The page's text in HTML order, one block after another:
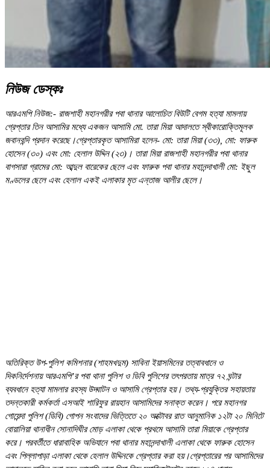
নিউজ ডেস্কঃ
আরএমপি নিউজ:- রাজশাহী মহানগরীর পবা থানার আলোচিত বিউটি বেগম হত্যা মামলায়
গ্রেপ্তার তিন আসামির মধ্যে একজন আসামি মো. তারা মিয়া আদালতে স্বীকারোক্তিমূলক
জবানবন্দি প্রদান করেছে।গ্রেপ্তারকৃত আসামিরা হলেন- মো: তারা মিয়া (৩৩), মো: ফারুক
হোসেন (৩০) এবং মো: হেলাল উদ্দিন (২৩)। তারা মিয়া রাজশাহী মহানগরীর পবা থানার
বাগসারা গ্রামের মো: আব্দুল বারেকের ছেলে এবং ফারুক পবা থানার মহানন্দাখালী মো: ইছুল
মণ্ডলের ছেলে এবং হেলাল একই এলাকার মৃত এন্তাজ আলীর ছেলে।
অতিরিক্ত উপ-পুলিশ কমিশনার (শাহমখদুম) সাবিনা ইয়াসমিনের তত্বাবধানে ও
দিকনির্দেশনায় আরএমপি’র পবা থানা পুলিশ ও ডিবি পুলিশের তৎপরতায় মাত্র ৭২ ঘন্টার
ব্যবধানে হত্যা মামলার রহস্য উদ্ঘাটন ও আসামি গ্রেপ্তার হয়। তথ্য-প্রযুক্তির সহায়তায়
তদন্তকারী কর্মকর্তা এসআই শারিফুর রায়হান আসামিদের সনাক্ত করেন। পরে মহানগর
গোয়েন্দা পুলিশ (ডিবি) গোপন সংবাদের ভিত্তিতে ২০ অক্টোবর রাত আনুমানিক ১২টা ২০ মিনিটে
বোয়ালিয়া থানাধীন সোনাদিঘীর মোড় এলাকা থেকে প্রথমে আসামি তারা মিয়াকে গ্রেপ্তার
করে। পরবর্তীতে ধারাবাহিক অভিযানে পবা থানার মহানন্দাখালী এলাকা থেকে ফারুক হোসেন
এবং পিল্লাপাড়া এলাকা থেকে হেলাল উদ্দিনকে গ্রেপ্তার করা হয়।গ্রেপ্তারের পর আসামিদের